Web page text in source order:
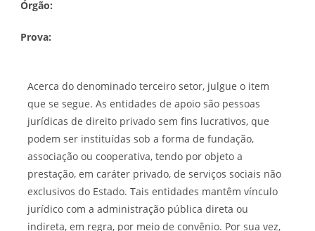
Órgão:
Prova:
Acerca do denominado terceiro setor, julgue o item
que se segue. As entidades de apoio são pessoas
jurídicas de direito privado sem fins lucrativos, que
podem ser instituídas sob a forma de fundação,
associação ou cooperativa, tendo por objeto a
prestação, em caráter privado, de serviços sociais não
exclusivos do Estado. Tais entidades mantêm vínculo
jurídico com a administração pública direta ou
indireta, em regra, por meio de convênio. Por sua vez,